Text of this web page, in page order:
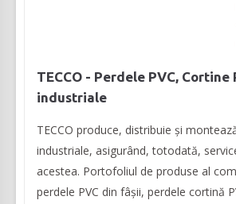
TECCO - Perdele PVC, Cortine
industriale
TECCO produce, distribuie și
industriale, asigurând, totodată,
acestea. Portofoliul de produse al
perdele PVC din fâșii, perdele cortină